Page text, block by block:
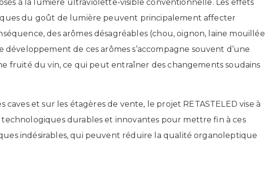
à la lumière ultraviolette-visible conventionnelle. Les effets
du goût de lumière peuvent principalement affecter
des arômes désagréables (chou, oignon, laine mouillée
de ces arômes s’accompagne souvent d’une
fruité du vin, ce qui peut entraîner des changements soudains
caves et sur les étagères de vente, le projet RETASTELED vise à
durables et innovantes pour mettre fin à ces
indésirables, qui peuvent réduire la qualité organoleptique